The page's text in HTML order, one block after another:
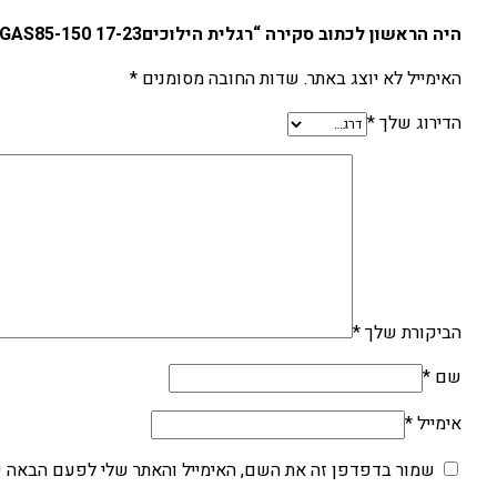
היה הראשון לכתוב סקירה “רגלית הילוכיםKTM/HUSQ/GAS85-150 17-23”
האימייל לא יוצג באתר. שדות החובה מסומנים *
הדירוג שלך*
הביקורת שלך*
שם *
אימייל*
שמור בדפדפן זה את השם, האימייל והאתר שלי לפעם הבאה